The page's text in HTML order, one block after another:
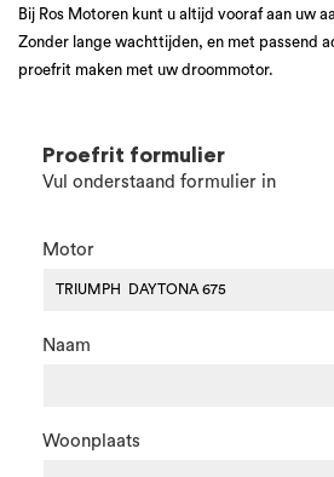
Bij Ros Motoren kunt u altijd vooraf aan uw
Zonder lange wachttijden, en met passend
proefrit maken met uw droommotor.
Proefrit formulier
Vul onderstaand formulier in
Motor
Naam
Woonplaats